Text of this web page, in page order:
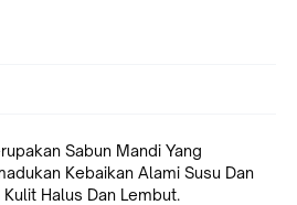
Sabun Mandi Yang
Kebaikan Alami Susu Dan
Halus Dan Lembut.